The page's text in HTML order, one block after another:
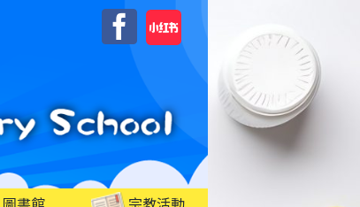
Facebook
自
訂